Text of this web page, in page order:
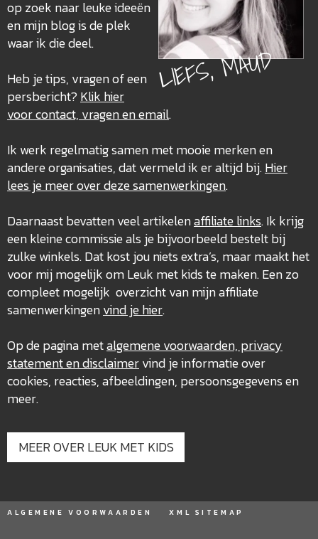
LIEFS, MAUD
op zoek naar leuke ideeën
en mijn blog is de plek
waar ik die deel.
Heb je tips, vragen of een
persbericht? Klik hier
voor contact, vragen en email.
Ik werk regelmatig samen met mooie merken en
andere organisaties, dat vermeld ik er altijd bij.Hier
lees je meer over dezesamenwerkingen.
Daarnaast bevatten veel artikelenaffiliate links. Ik krijg
een kleine commissie als je bijvoorbeeld bestelt bij
zulke winkels. Dat kost jou niets extra’s, maar maakt het
voor mij mogelijk om Leuk met kids te maken. Een zo
compleet mogelijk overzicht van mijn affiliate
samenwerkingenvind je hier.
Op de pagina metalgemene voorwaarden, privacy
statement en disclaimervind je informatie over
cookies, reacties, afbeeldingen, persoonsgegevens en
meer.
MEER OVER LEUK MET KIDS
ALGEMENE VOORWAARDEN XML SITEMAP